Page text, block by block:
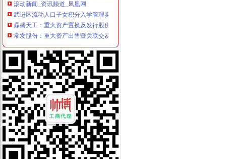
武进区流动人口子女积分入学管理实行细则【2014年-2017年常州家长
鼎盛天工：重大资产置换及发行股份购买资产暨关联交易报告书摘要
常发股份：重大资产出售暨关联交易预案（修订稿）_搜狐财经_搜狐网
重庆科大学附属儿童院
雷科防务：发行股份及支付现金购买资产并募集配套资金暨重大资产重
[年报]常发股份：2011年年度报告-[中财网]
雷科防务：中信建投证券股份有限公司关于公司重大资--新闻频道-大
[关联交易]常发股份：重大资产出售暨关联交易预案-[中财网]
[关联交易]*ST盛工：重大资产置换及发行股份购买资产暨关联交易报告
[关联交易]常发股份：重大资产出售暨关联交易预案-[中财网]
2015年武进区流动人口子女积分入学管理制度详解,家长们必读！-
重庆两江新区管理办法_网易新闻
雷科防务：发行股份及支付现金购买资产并募集配套资金暨重大资产重
[关联交易]*ST盛工：重大资产置换及发行股份购买资产暨关联交易报告
[关联交易]*ST盛工：重大资产置换及发行股份购买资产暨关联交易报告